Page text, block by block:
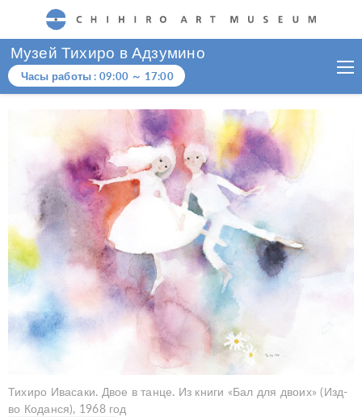
CHIHIRO ART MUSEUM
Музей Тихиро в Адзумино
Часы работы : 09:00 ～ 17:00
Тихиро Ивасаки. Двое в танце. Из книги «Бал для двоих» (Изд-
во Коданся), 1968 год